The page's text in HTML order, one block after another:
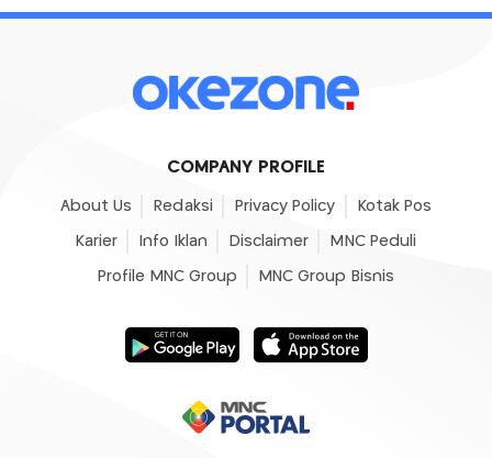
COMPANY PROFILE
About Us Redaksi Privacy Policy Kotak Pos
Karier Info Iklan Disclaimer MNC Peduli
Profile MNC Group MNC Group Bisnis